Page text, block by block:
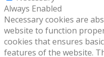
Always Enabled
Necessary cookies are
website to function
cookies that ensures
features of the website.